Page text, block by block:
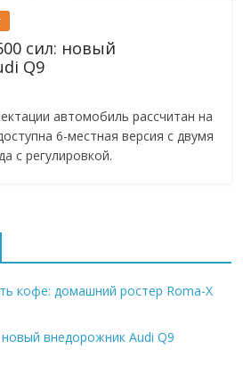
сил: новый
Q9
автомобиль рассчитан на
6-местная версия с двумя
с регулировкой.
кофе: домашний ростер Roma-X
внедорожник Audi Q9